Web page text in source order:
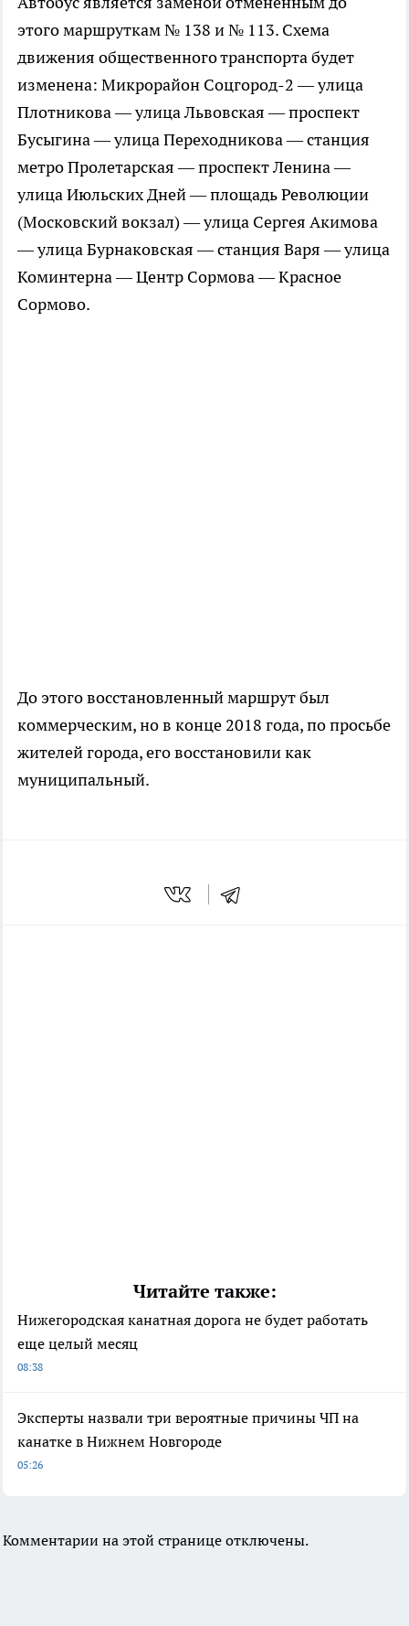
этого маршруткам № 138 и № 113. Схема
движения общественного транспорта будет
изменена: Микрорайон Соцгород-2 — улица
Плотникова — улица Львовская — проспект
Бусыгина — улица Переходникова — станция
метро Пролетарская — проспект Ленина —
улица Июльских Дней — площадь Революции
(Московский вокзал) — улица Сергея Акимова
— улица Бурнаковская — станция Варя — улица
Коминтерна — Центр Сормова — Красное
Сормово.
До этого восстановленный маршрут был
коммерческим, но в конце 2018 года, по просьбе
жителей города, его восстановили как
муниципальный.
Читайте также:
Нижегородская канатная дорога не будет работать
еще целый месяц
08:38
Эксперты назвали три вероятные причины ЧП на
канатке в Нижнем Новгороде
05:26
Комментарии на этой странице отключены.